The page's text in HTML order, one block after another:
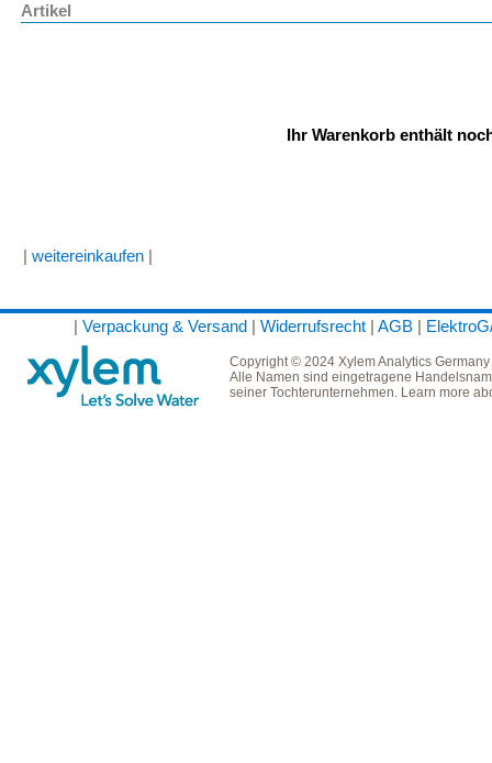
Artikel
Ihr Warenkorb enthält
| weitereinkaufen|
| Verpackung & Versand| Widerrufsrecht| AGB|
Copyright © 2024 Xylem Analytics
Alle Namen sind eingetragene
seiner Tochterunternehmen. Learn more